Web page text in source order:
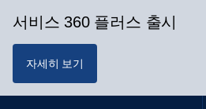
서비스 360 플러스 출시
자세히 보기